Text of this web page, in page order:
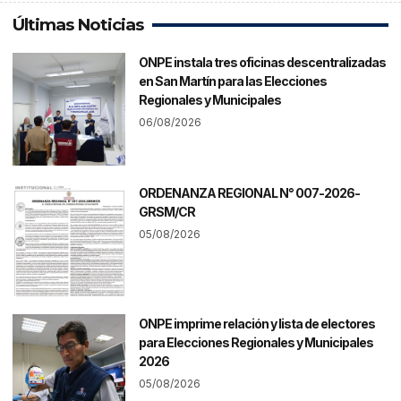
Últimas Noticias
ONPE instala tres oficinas descentralizadas
en San Martín para las Elecciones
Regionales y Municipales
06/08/2026
ORDENANZA REGIONAL N° 007-2026-
GRSM/CR
05/08/2026
ONPE imprime relación y lista de electores
para Elecciones Regionales y Municipales
2026
05/08/2026